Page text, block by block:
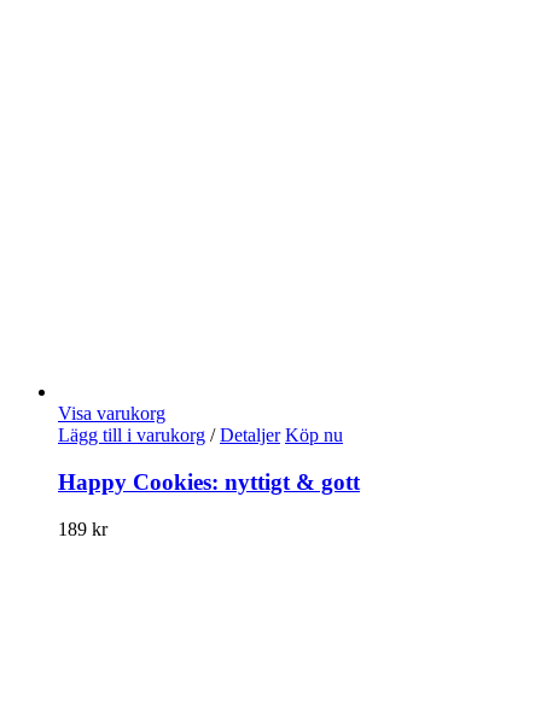
Visa varukorg
Lägg till i varukorg / Detaljer Köp nu
Happy Cookies: nyttigt & gott
189 kr